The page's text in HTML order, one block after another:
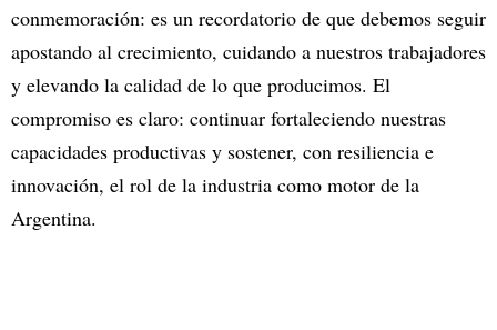
conmemoración: es un recordatorio de que debemos seguir
apostando al crecimiento, cuidando a nuestros trabajadores
y elevando la calidad de lo que producimos. El
compromiso es claro: continuar fortaleciendo nuestras
capacidades productivas y sostener, con resiliencia e
innovación, el rol de la industria como motor de la
Argentina.